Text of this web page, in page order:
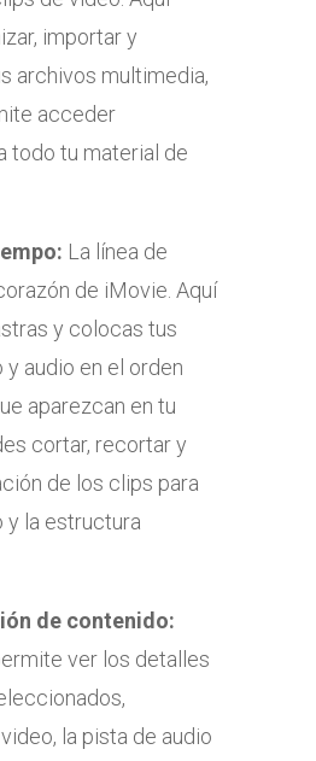
importar y
archivos multimedia,
acceder
todo tu material de
La línea de
de iMovie. Aquí
y colocas tus
audio en el orden
aparezcan en tu
cortar, recortar y
de los clips para
y la estructura
de contenido:
ver los detalles
la pista de audio